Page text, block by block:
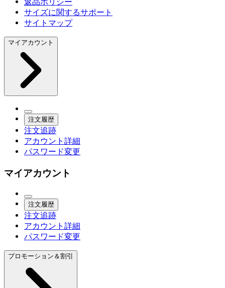
サイズに関するサポート
サイトマップ
マイアカウント
注文履歴
注文追跡
アカウント詳細
パスワード変更
マイアカウント
注文履歴
注文追跡
アカウント詳細
パスワード変更
プロモーション＆割引